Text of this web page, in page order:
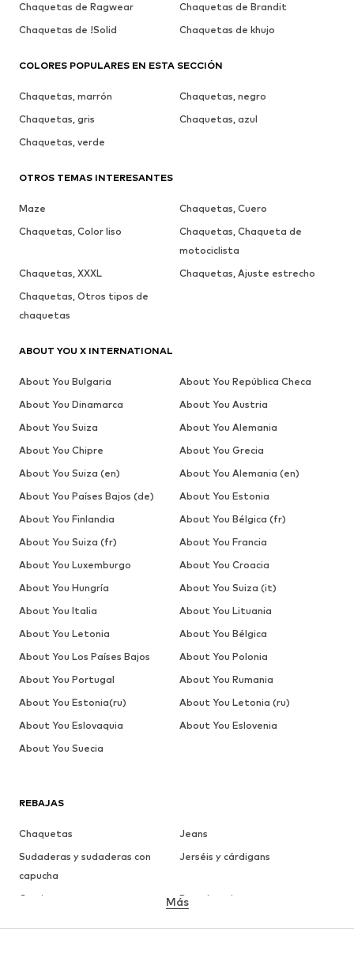
REBAJAS
Chaquetas
Jeans
Sudaderas y sudaderas con
capucha
Jerséis y cárdigans
Camisetas
Ropa interior
Más
Chaquetas de Ragwear
Chaquetas de Brandit
Chaquetas de !Solid
Chaquetas de khujo
COLORES POPULARES EN ESTA SECCIÓN
Chaquetas, marrón
Chaquetas, negro
Chaquetas, gris
Chaquetas, azul
Chaquetas, verde
OTROS TEMAS INTERESANTES
Maze
Chaquetas, Cuero
Chaquetas, Color liso
Chaquetas, Chaqueta de
motociclista
Chaquetas, XXXL
Chaquetas, Ajuste estrecho
Chaquetas, Otros tipos de
chaquetas
ABOUT YOU X INTERNATIONAL
About You Bulgaria
About You República Checa
About You Dinamarca
About You Austria
About You Suiza
About You Alemania
About You Chipre
About You Grecia
About You Suiza (en)
About You Alemania (en)
About You Países Bajos (de)
About You Estonia
About You Finlandia
About You Bélgica (fr)
About You Suiza (fr)
About You Francia
About You Luxemburgo
About You Croacia
About You Hungría
About You Suiza (it)
About You Italia
About You Lituania
About You Letonia
About You Bélgica
About You Los Países Bajos
About You Polonia
About You Portugal
About You Rumania
About You Estonia(ru)
About You Letonia (ru)
About You Eslovaquia
About You Eslovenia
About You Suecia